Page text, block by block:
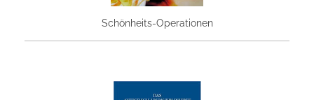
Schönheits-Operationen